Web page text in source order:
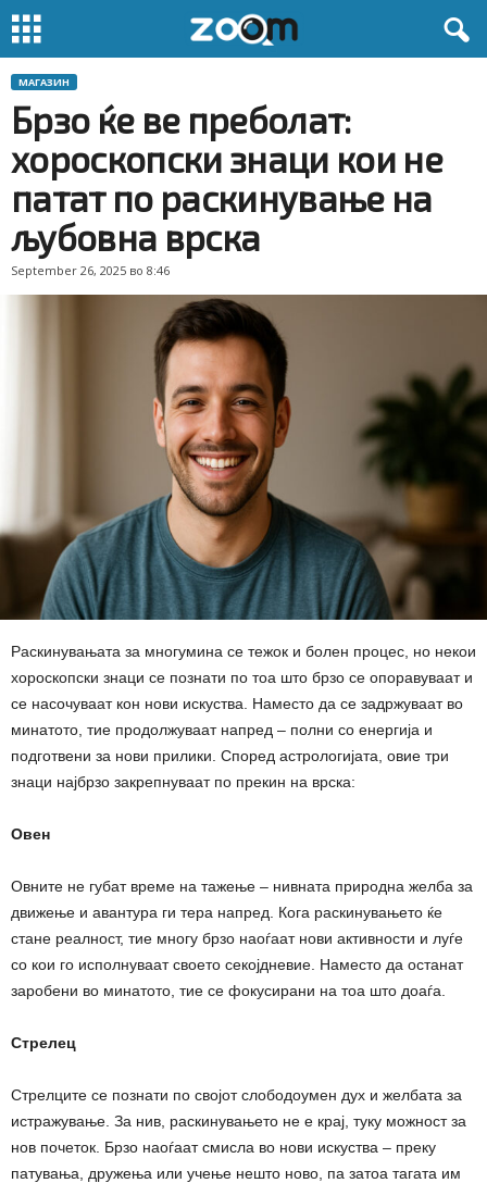
МАГАЗИН
Брзо ќе ве преболат:
хороскопски знаци кои не
патат по раскинување на
љубовна врска
September 26, 2025 во 8:46
Раскинувањата за многумина се тежок и болен процес, но некои
хороскопски знаци се познати по тоа што брзо се опоравуваат и
се насочуваат кон нови искуства. Наместо да се задржуваат во
минатото, тие продолжуваат напред – полни со енергија и
подготвени за нови прилики. Според астрологијата, овие три
знаци најбрзо закрепнуваат по прекин на врска:
Овен
Овните не губат време на тажење – нивната природна желба за
движење и авантура ги тера напред. Кога раскинувањето ќе
стане реалност, тие многу брзо наоѓаат нови активности и луѓе
со кои го исполнуваат своето секојдневие. Наместо да останат
заробени во минатото, тие се фокусирани на тоа што доаѓа.
Стрелец
Стрелците се познати по својот слободоумeн дух и желбата за
истражување. За нив, раскинувањето не е крај, туку можност за
нов почеток. Брзо наоѓаат смисла во нови искуства – преку
патувања, дружења или учење нешто ново, па затоа тагата им